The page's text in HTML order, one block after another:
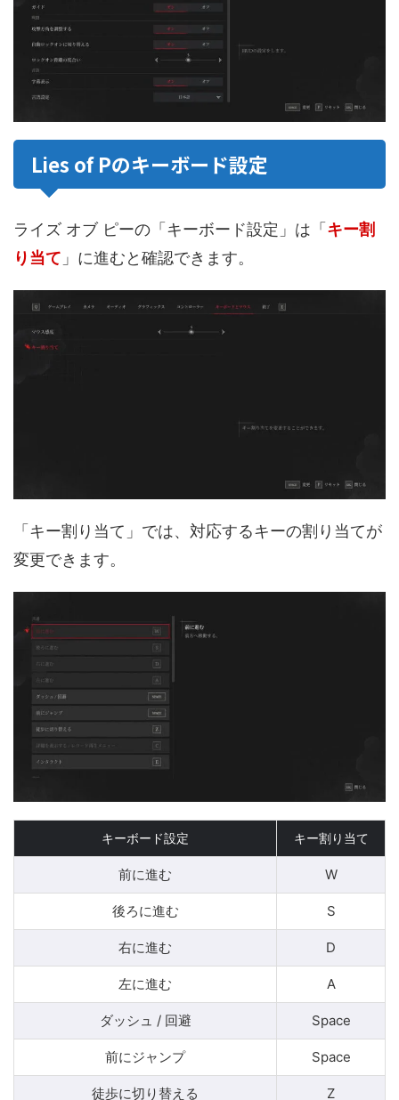
Lies of Pのキーボード設定
ライズ オブ ピーの「キーボード設定」は「 キー割
り当て 」に進むと確認できます。
「キー割り当て」では、対応するキーの割り当てが
変更できます。
キーボード設定 キー割り当て
前に進む W
後ろに進む S
右に進む D
左に進む A
ダッシュ / 回避 Space
前にジャンプ Space
徒歩に切り替える Z